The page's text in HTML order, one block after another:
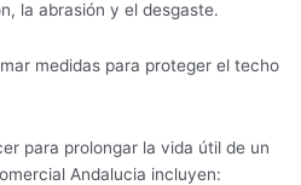
la abrasión y el desgaste.
medidas para proteger el techo
para prolongar la vida útil de un
Andalucia incluyen: